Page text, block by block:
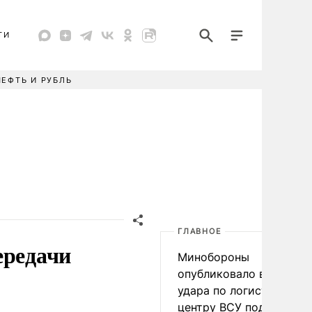
И РУБЛЬ
ГЛАВНОЕ
Минобороны
опубликовало видео
удара по
центру ВСУ под Киевом